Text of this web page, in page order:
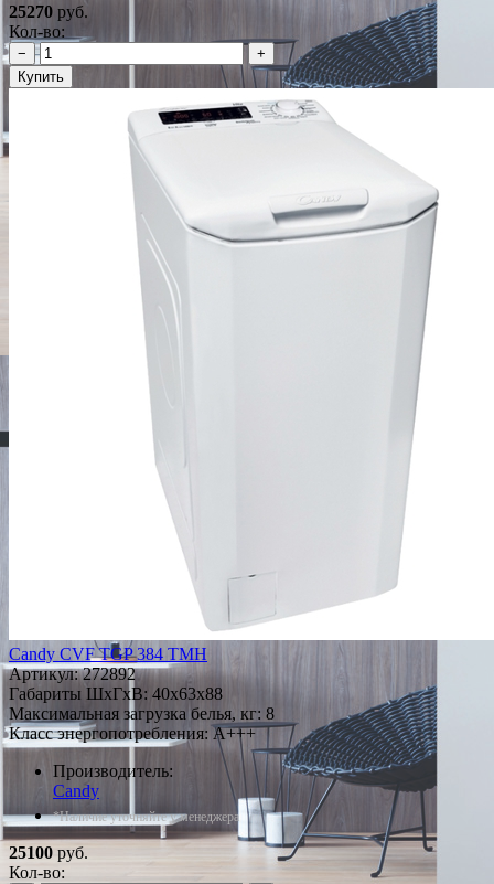
25270 руб.
Кол-во:
−
+
Купить
Candy CVF TGP 384 TMH
Артикул:272892
Габариты ШxГxВ: 40x63x88
Максимальная загрузка белья, кг: 8
Класс энергопотребления: A+++
Производитель:
Candy
*Наличие уточняйте у менеджера
25100 руб.
Кол-во: